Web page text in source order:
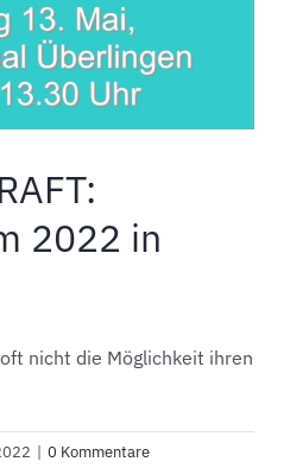
2022 in
nicht die Möglichkeit ihren
| 0 Kommentare